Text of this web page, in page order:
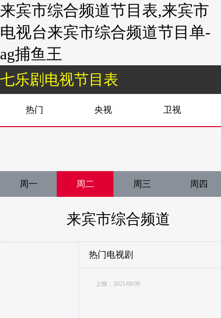
来宾市综合频道节目表,来宾市
电视台来宾市综合频道节目单-
ag捕鱼王
七乐剧电视节目表
热门 央视 卫视
周一 周二 周三 周四
来宾市综合频道
热门电视剧
上映：2021/08/09